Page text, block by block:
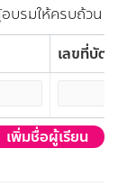
บรมให้ครบถ้วน
เลขที่บัตรป
เพิ่มชื่อผู้เรียน